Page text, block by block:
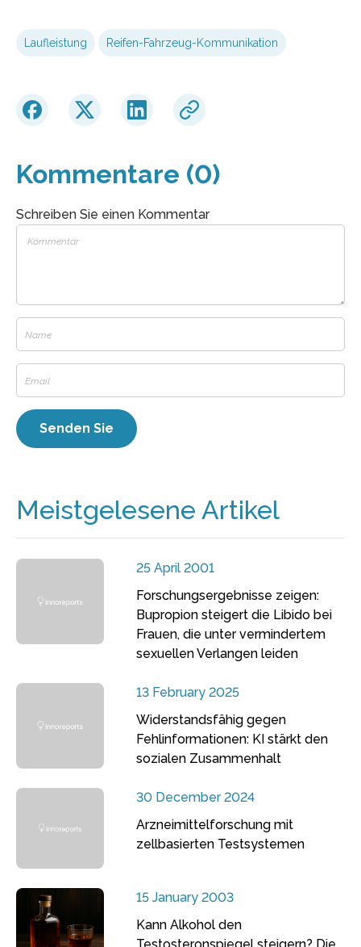
Laufleistung Reifen-Fahrzeug-Kommunikation
Kommentare (0)
Schreiben Sie einen Kommentar
Meistgelesene Artikel
25 April 2001
Forschungsergebnisse zeigen:
Bupropion steigert die Libido bei
Frauen, die unter vermindertem
sexuellen Verlangen leiden
13 February 2025
Widerstandsfähig gegen
Fehlinformationen: KI stärkt den
sozialen Zusammenhalt
30 December 2024
Arzneimittelforschung mit
zellbasierten Testsystemen
15 January 2003
Kann Alkohol den
Testosteronspiegel steigern? Die